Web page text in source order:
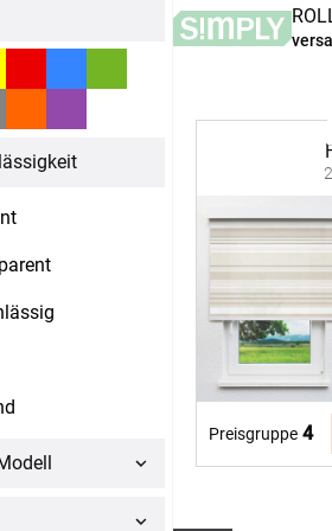
Massanfertigung
Fertiggrössen
Alle
Alle
Insektenschutz
Preisgruppe 4